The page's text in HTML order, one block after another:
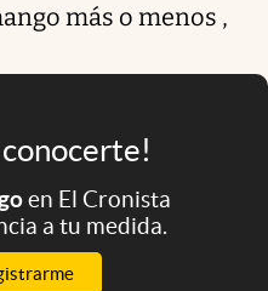
más o menos ,
en El Cronista
a tu medida.